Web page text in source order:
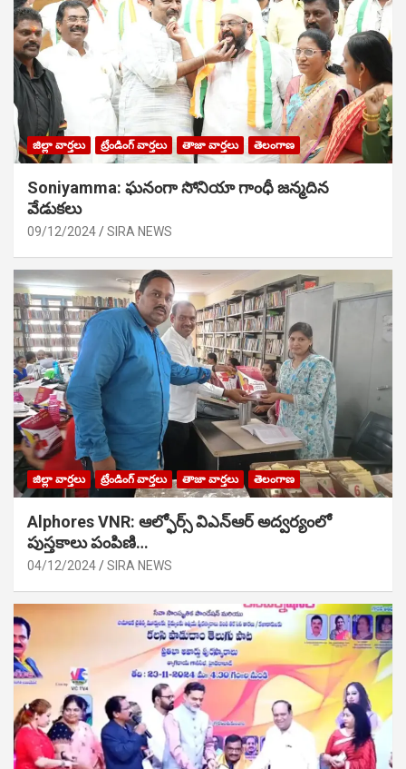
జిల్లా వార్తలు ట్రేండింగ్ వార్తలు తాజా వార్తలు తెలంగాణ
Soniyamma: ఘ‌నంగా సోనియా గాంధీ జ‌న్మ‌దిన
వేడుక‌లు
09/12/2024 SIRA NEWS
జిల్లా వార్తలు ట్రేండింగ్ వార్తలు తాజా వార్తలు తెలంగాణ
Alphores VNR: ఆల్ఫోర్స్ విఎన్ఆర్ అద్వర్యంలో
పుస్తకాలు పంపిణి…
04/12/2024 SIRA NEWS